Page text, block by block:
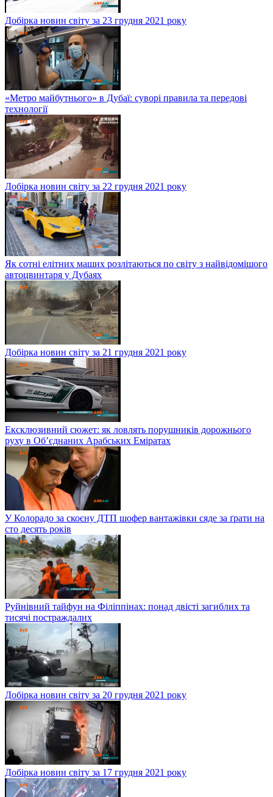
Добірка новин світу за 23 грудня 2021 року
«Метро майбутнього» в Дубаї: суворі правила та передові
технології
Добірка новин світу за 22 грудня 2021 року
Як сотні елітних маших розлітаються по світу з найвідомішого
автоцвинтаря у Дубаях
Добірка новин світу за 21 грудня 2021 року
Ексклюзивний сюжет: як ловлять порушників дорожнього
руху в Об’єднаних Арабських Еміратах
У Колорадо за скоєну ДТП шофер вантажівки сяде за ґрати на
сто десять років
Руйнівний тайфун на Філіппінах: понад двісті загиблих та
тисячі постраждалих
Добірка новин світу за 20 грудня 2021 року
Добірка новин світу за 17 грудня 2021 року